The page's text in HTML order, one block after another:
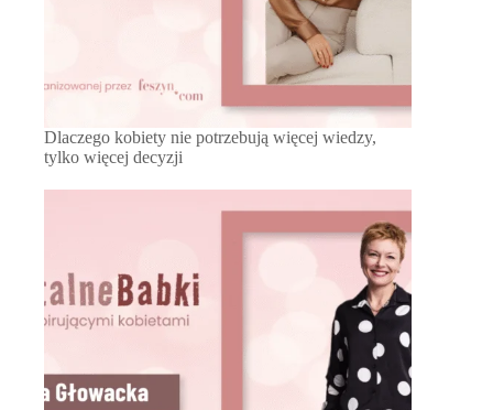
Dlaczego kobiety nie potrzebują więcej wiedzy,
tylko więcej decyzji